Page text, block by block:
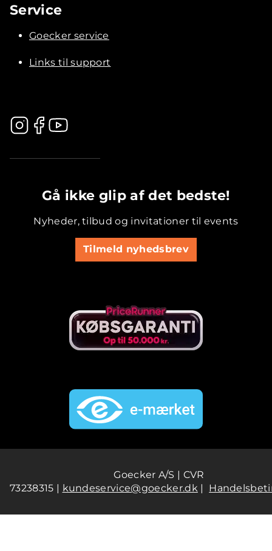
Service
Goecker service
Links til support
Gå ikke glip af det bedste!
Nyheder, tilbud og invitationer til events
Tilmeld nyhedsbrev
Goecker A/S | CVR
73238315 | kundeservice@goecker.dk|